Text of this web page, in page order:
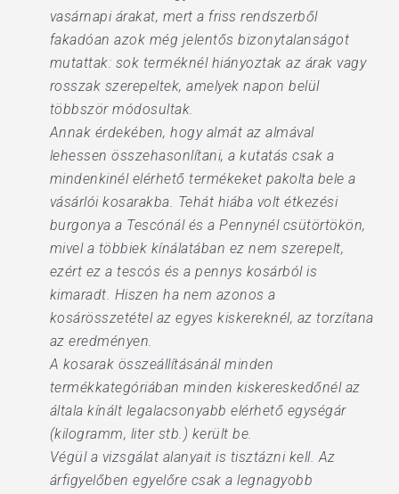
vasárnapi árakat, mert a friss rendszerből
fakadóan azok még jelentős bizonytalanságot
mutattak: sok terméknél hiányoztak az árak vagy
rosszak szerepeltek, amelyek napon belül
többször módosultak.
Annak érdekében, hogy almát az almával
lehessen összehasonlítani, a kutatás csak a
mindenkinél elérhető termékeket pakolta bele a
vásárlói kosarakba. Tehát hiába volt étkezési
burgonya a Tescónál és a Pennynél csütörtökön,
mivel a többiek kínálatában ez nem szerepelt,
ezért ez a tescós és a pennys kosárból is
kimaradt. Hiszen ha nem azonos a
kosárösszetétel az egyes kiskereknél, az torzítana
az eredményen.
A kosarak összeállításánál minden
termékkategóriában minden kiskereskedőnél az
általa kínált legalacsonyabb elérhető egységár
(kilogramm, liter stb.) került be.
Végül a vizsgálat alanyait is tisztázni kell. Az
árfigyelőben egyelőre csak a legnagyobb